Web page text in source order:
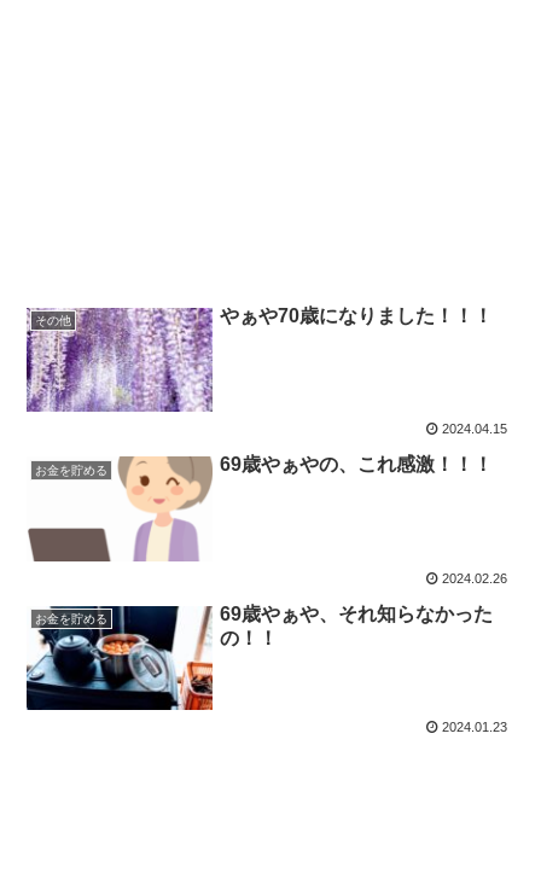
その他 やぁや70歳になりました！！！
2024.04.15
お金を貯める 69歳やぁやの、これ感激！！！
2024.02.26
お金を貯める
69歳やぁや、それ知らなかった
の！！
2024.01.23